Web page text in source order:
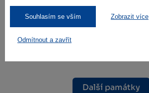
Souhlasím se vším Zobrazit více
Odmítnout a zavřít
na Zelené hoře (UNESCO)
Žďár nad Sázavou
Další památky